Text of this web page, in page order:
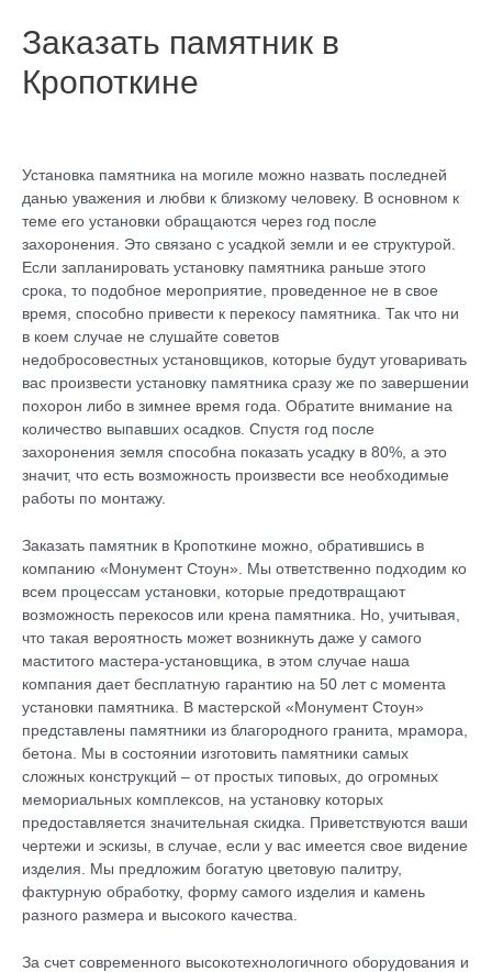
Заказать памятник в
Кропоткине
Установка памятника на могиле можно назвать последней
данью уважения и любви к близкому человеку. В основном к
теме его установки обращаются через год после
захоронения. Это связано с усадкой земли и ее структурой.
Если запланировать установку памятника раньше этого
срока, то подобное мероприятие, проведенное не в свое
время, способно привести к перекосу памятника. Так что ни
в коем случае не слушайте советов
недобросовестных установщиков, которые будут уговаривать
вас произвести установку памятника сразу же по завершении
похорон либо в зимнее время года. Обратите внимание на
количество выпавших осадков. Спустя год после
захоронения земля способна показать усадку в 80%, а это
значит, что есть возможность произвести все необходимые
работы по монтажу.
Заказать памятник в Кропоткине можно, обратившись в
компанию «Монумент Стоун». Мы ответственно подходим ко
всем процессам установки, которые предотвращают
возможность перекосов или крена памятника. Но, учитывая,
что такая вероятность может возникнуть даже у самого
маститого мастера-установщика, в этом случае наша
компания дает бесплатную гарантию на 50 лет с момента
установки памятника. В мастерской «Монумент Стоун»
представлены памятники из благородного гранита, мрамора,
бетона. Мы в состоянии изготовить памятники самых
сложных конструкций – от простых типовых, до огромных
мемориальных комплексов, на установку которых
предоставляется значительная скидка. Приветствуются ваши
чертежи и эскизы, в случае, если у вас имеется свое видение
изделия. Мы предложим богатую цветовую палитру,
фактурную обработку, форму самого изделия и камень
разного размера и высокого качества.
За счет современного высокотехнологичного оборудования и